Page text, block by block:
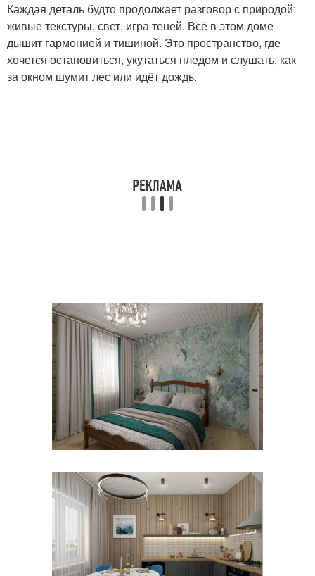
Каждая деталь будто продолжает разговор с природой:
живые текстуры, свет, игра теней. Всё в этом доме
дышит гармонией и тишиной. Это пространство, где
хочется остановиться, укутаться пледом и слушать, как
за окном шумит лес или идёт дождь.